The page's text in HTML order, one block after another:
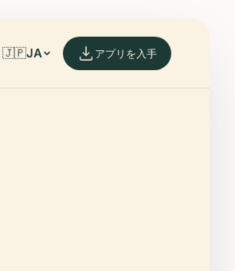
🇯🇵JA アプリを入手